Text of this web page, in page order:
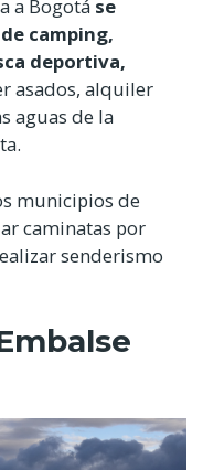
a Bogotá se
camping,
deportiva,
asados, alquiler
aguas de la
municipios de
caminatas por
senderismo